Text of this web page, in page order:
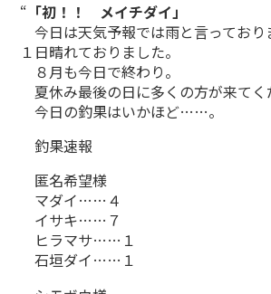
“ 「初！！ メイチダイ」
今日は天気予報では雨と言っており
１日晴れておりました。
８月も今日で終わり。
夏休み最後の日に多くの方が来てく
今日の釣果はいかほど……。
釣果速報
匿名希望様
マダイ……４
イサキ……７
ヒラマサ……１
石垣ダイ……１